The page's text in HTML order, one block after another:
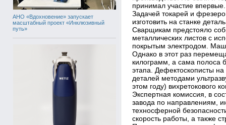
АНО «Вдохновение» запускает
масштабный проект «Инклюзивный
путь»
принимал участие впервые.
Задачей токарей и
изготовить на станке
Сварщикам предстояло
металлических листов с
покрытым электродом.
Однако в этот раз
килограмм, а сама полоса
этапа. Дефектоскописты
деталей методами
этом году) вихретокового
Экспертная комиссия, в
завода по направлениям,
техносферной
скорость работы, а также